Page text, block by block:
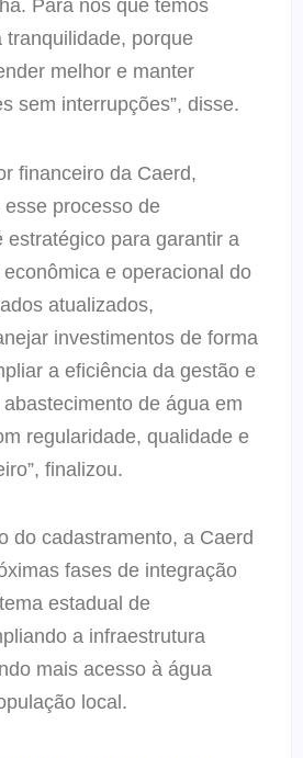
Para nós que temos
tranquilidade, porque
melhor e manter
sem interrupções”, disse.
financeiro da Caerd,
processo de
estratégico para garantir a
e operacional do
atualizados,
investimentos de forma
a eficiência da gestão e
de água em
regularidade, qualidade e
finalizou.
do cadastramento, a Caerd
fases de integração
estadual de
a infraestrutura
mais acesso à água
local.